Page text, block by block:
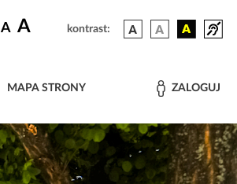
A A kontrast:
MAPA STRONY ZALOGUJ